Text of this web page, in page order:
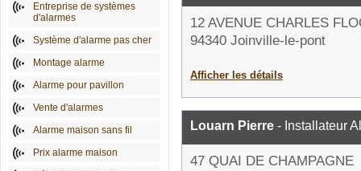
Entreprise de systèmes
d'alarmes
Système d'alarme pas cher
Montage alarme
Alarme pour pavillon
Vente d'alarmes
Alarme maison sans fil
Prix alarme maison
12 AVENUE CHARLES
94340 Joinville-le-pont
Afficher les détails
Louarn Pierre - Installateur
47 QUAI DE CHAMPAGNE